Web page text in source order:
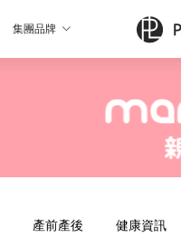
集團品牌
產前產後 健康資訊